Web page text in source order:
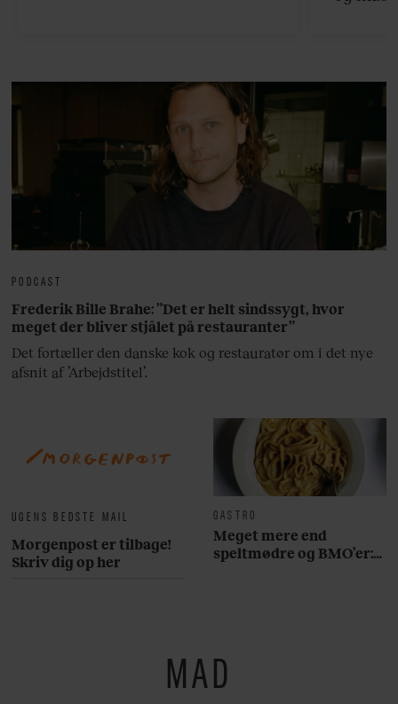
UGENS BEDSTE MAIL
Morgenpost er tilbage!
Skriv dig op her
GASTRO
Meget mere end
speltmødre og BMO’er:
PODCAST
Frederik Bille Brahe: ”Det er helt sindssygt, hvor
meget der bliver stjålet på restauranter”
Det fortæller den danske kok og restauratør om i det nye
afsnit af ’Arbejdstitel’.
MAD